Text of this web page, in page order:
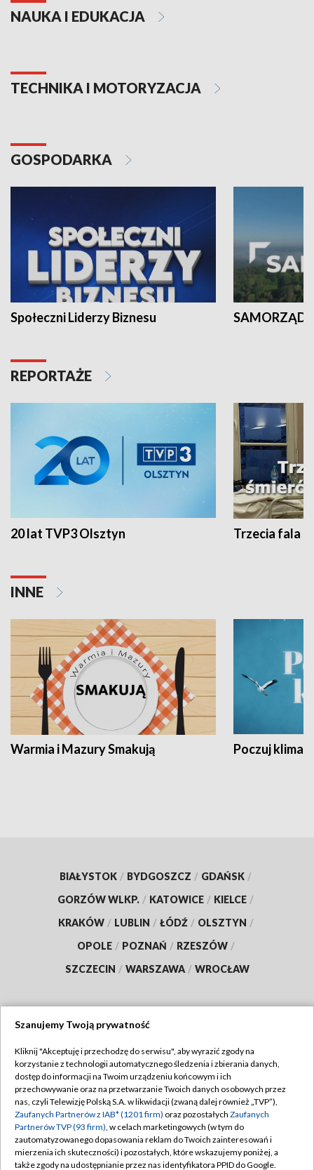
NAUKA I EDUKACJA
TECHNIKA I MOTORYZACJA
GOSPODARKA
Społeczni Liderzy Biznesu SAMORZĄD
REPORTAŻE
20 lat TVP3 Olsztyn Trzecia fala -
INNE
Warmia i Mazury Smakują Poczuj klimat
BIAŁYSTOK / BYDGOSZCZ / GDAŃSK /
GORZÓW WLKP. / KATOWICE / KIELCE /
KRAKÓW / LUBLIN / ŁÓDŹ / OLSZTYN /
OPOLE / POZNAŃ / RZESZÓW /
SZCZECIN / WARSZAWA / WROCŁAW
TVP
Abonament TVP
Emisja w TVP
Centrum informacji TVP
Naziemna Telewizja Cyfrowa
Regulamin TVP
Polityka prywatności
Moje zgody
Pomoc
Szanujemy Twoją prywatność
Kliknij "Akceptuję i przechodzę do serwisu", aby wyrazić zgody na
korzystanie z technologii automatycznego śledzenia i zbierania danych,
dostęp do informacji na Twoim urządzeniu końcowym i ich
przechowywanie oraz na przetwarzanie Twoich danych osobowych przez
nas, czyli Telewizję Polską S.A. w likwidacji (zwaną dalej również „TVP”),
Zaufanych Partnerów z IAB* (1201 firm) oraz pozostałych Zaufanych
Partnerów TVP (93 firm), w celach marketingowych (w tym do
zautomatyzowanego dopasowania reklam do Twoich zainteresowań i
mierzenia ich skuteczności) i pozostałych, które wskazujemy poniżej, a
także zgody na udostępnianie przez nas identyfikatora PPID do Google.